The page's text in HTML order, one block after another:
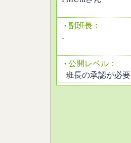
・ 副班長：
-
・ 公開レベル：
班長の承認が必要